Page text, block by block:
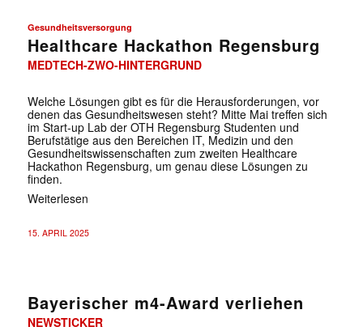
Gesundheitsversorgung
Healthcare Hackathon Regensburg
MEDTECH-ZWO-HINTERGRUND
Welche Lösungen gibt es für die Herausforderungen, vor
denen das Gesundheitswesen steht? Mitte Mai treffen sich
im Start-up Lab der OTH Regensburg Studenten und
Berufstätige aus den Bereichen IT, Medizin und den
Gesundheitswissenschaften zum zweiten Healthcare
Hackathon Regensburg, um genau diese Lösungen zu
finden.
Weiterlesen
15. APRIL 2025
Bayerischer m4-Award verliehen
NEWSTICKER